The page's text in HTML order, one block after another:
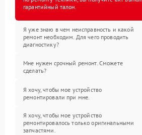
гарантийный талон.
Я уже знаю в чем неисправность и какой
ремонт необходим. Для чего проводить
диагностику?
Мне нужен срочный ремонт. Сможете
сделать?
Я хочу, чтобы мое устройство
ремонтировали при мне.
Я хочу, чтобы мое устройство
ремонтировалось только оригинальными
запчастями.